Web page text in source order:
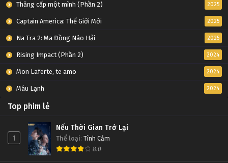
Thăng cấp một mình (Phần 2) 2025
Captain America: Thế Giới Mới 2025
Na Tra 2: Ma Đồng Náo Hải 2025
Rising Impact (Phần 2) 2024
Mon Laferte, te amo 2024
Máu Lạnh 2024
Top phim lẻ
1
Nếu Thời Gian Trở Lại
Thể loại: Tình Cảm
8.0